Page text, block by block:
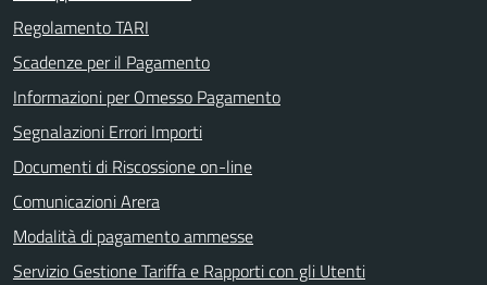
Regolamento TARI
Scadenze per il Pagamento
Informazioni per Omesso Pagamento
Segnalazioni Errori Importi
Documenti di Riscossione on-line
Comunicazioni Arera
Modalità di pagamento ammesse
Servizio Gestione Tariffa e Rapporti con gli Utenti